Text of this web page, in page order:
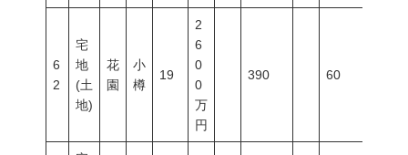
6
2
宅
地
(土
地)
花
園
小
樽
19
2
6
0
0
万
円
390 60